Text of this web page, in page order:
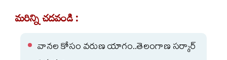
మరిన్ని చదవండి :
వానల కోసం వరుణ యాగం..తెలంగాణ సర్కార్